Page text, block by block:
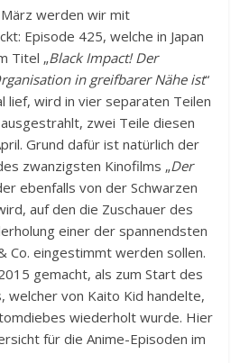
werden wir mit
Episode 425, welche in Japan
Titel „Black Impact! Der
in greifbarer Nähe ist“
lief, wird in vier separaten Teilen
ausgestrahlt, zwei Teile diesen
Grund dafür ist natürlich der
zwanzigsten Kinofilms „Der
ebenfalls von der Schwarzen
auf den die Zuschauer des
einer der spannendsten
Co. eingestimmt werden sollen.
gemacht, als zum Start des
welcher von Kaito Kid handelte,
wiederholt wurde. Hier
für die Anime-Episoden im